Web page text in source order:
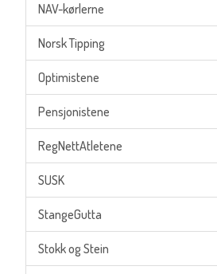
NAV-kørlerne
Norsk Tipping
Optimistene
Pensjonistene
RegNettAtletene
SUSK
StangeGutta
Stokk og Stein